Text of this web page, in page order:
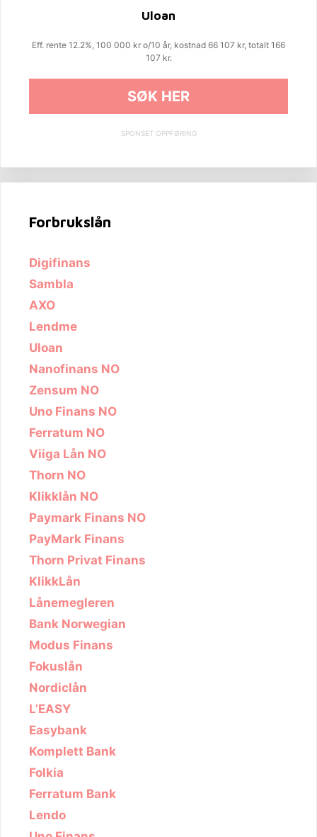
Uloan
Eff. rente 12.2%, 100 000 kr o/10 år, kostnad 66 107 kr, totalt 166
107 kr.
SØK HER
SPONSET OPPFØRING
Forbrukslån
Digifinans
Sambla
AXO
Lendme
Uloan
Nanofinans NO
Zensum NO
Uno Finans NO
Ferratum NO
Viiga Lån NO
Thorn NO
Klikklån NO
Paymark Finans NO
PayMark Finans
Thorn Privat Finans
KlikkLån
Lånemegleren
Bank Norwegian
Modus Finans
Fokuslån
Nordiclån
L’EASY
Easybank
Komplett Bank
Folkia
Ferratum Bank
Lendo